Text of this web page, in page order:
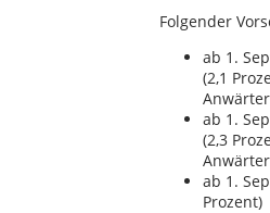
Folgender
ab 1.
(2,1
ab 1.
(2,3
ab 1.
Prozent)